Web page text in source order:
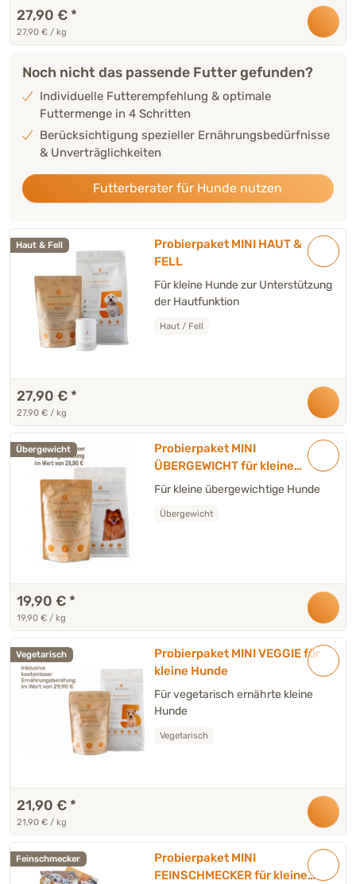
27,90 € *
27,90 € / kg
Noch nicht das passende Futter gefunden?
Individuelle Futterempfehlung & optimale
Futtermenge in 4 Schritten
Berücksichtigung spezieller Ernährungsbedürfnisse
& Unverträglichkeiten
Futterberater für Hunde nutzen
Haut & Fell
Probierpaket MINI HAUT &
FELL
Für kleine Hunde zur Unterstützung
der Hautfunktion
Haut / Fell
27,90 € *
27,90 € / kg
Übergewicht
Probierpaket MINI
ÜBERGEWICHT für kleine
Hunde
Für kleine übergewichtige Hunde
Übergewicht
19,90 € *
19,90 € / kg
Vegetarisch
Probierpaket MINI VEGGIE für
kleine Hunde
Für vegetarisch ernährte kleine
Hunde
Vegetarisch
21,90 € *
21,90 € / kg
Feinschmecker
Probierpaket MINI
FEINSCHMECKER für kleine